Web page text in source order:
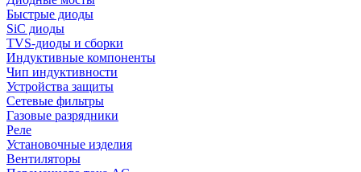
Быстрые диоды
SiC диоды
TVS-диоды и сборки
Индуктивные компоненты
Чип индуктивности
Устройства защиты
Сетевые фильтры
Газовые разрядники
Реле
Установочные изделия
Вентиляторы